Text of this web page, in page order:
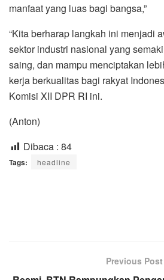
manfaat yang luas bagi bangsa,”
“Kita berharap langkah ini menjadi
sektor industri nasional yang
saing, dan mampu menciptakan
kerja berkualitas bagi rakyat
Komisi XII DPR RI ini.
(Anton)
Dibaca : 84
Tags: headline
Previous Post